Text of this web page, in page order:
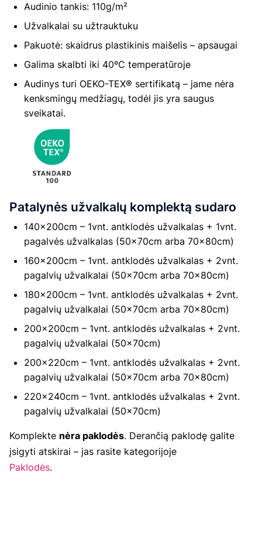
Audinio tankis: 110g/m²
Užvalkalai su užtrauktuku
Pakuotė: skaidrus plastikinis maišelis – apsaugai
Galima skalbti iki 40ºC temperatūroje
Audinys turi OEKO-TEX® sertifikatą – jame nėra
kenksmingų medžiagų, todėl jis yra saugus
sveikatai.
Patalynės užvalkalų komplektą sudaro
140×200cm – 1vnt. antklodės užvalkalas + 1vnt.
pagalvės užvalkalas (50×70cm arba 70×80cm)
160×200cm – 1vnt. antklodės užvalkalas + 2vnt.
pagalvių užvalkalai (50×70cm arba 70×80cm)
180×200cm – 1vnt. antklodės užvalkalas + 2vnt.
pagalvių užvalkalai (50×70cm arba 70×80cm)
200×200cm – 1vnt. antklodės užvalkalas + 2vnt.
pagalvių užvalkalai (50×70cm)
200×220cm – 1vnt. antklodės užvalkalas + 2vnt.
pagalvių užvalkalai (50×70cm arba 70×80cm)
220×240cm – 1vnt. antklodės užvalkalas + 2vnt.
pagalvių užvalkalai (50×70cm)
Komplekte nėra paklodės. Derančią paklodę galite
įsigyti atskirai – jas rasite kategorijoje
Paklodės.